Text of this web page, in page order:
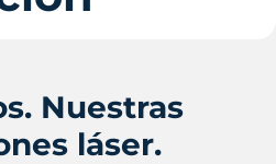
Nuestras
láser.